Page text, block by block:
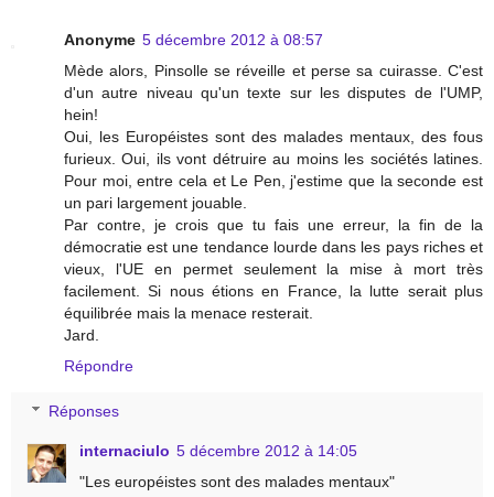
Anonyme 5 décembre 2012 à 08:57
Mède alors, Pinsolle se réveille et perse sa cuirasse. C'est
d'un autre niveau qu'un texte sur les disputes de l'UMP,
hein!
Oui, les Européistes sont des malades mentaux, des fous
furieux. Oui, ils vont détruire au moins les sociétés latines.
Pour moi, entre cela et Le Pen, j'estime que la seconde est
un pari largement jouable.
Par contre, je crois que tu fais une erreur, la fin de la
démocratie est une tendance lourde dans les pays riches et
vieux, l'UE en permet seulement la mise à mort très
facilement. Si nous étions en France, la lutte serait plus
équilibrée mais la menace resterait.
Jard.
Répondre
Réponses
internaciulo 5 décembre 2012 à 14:05
"Les européistes sont des malades mentaux"